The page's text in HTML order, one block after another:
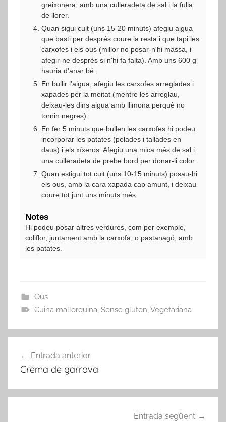
greixonera, amb una culleradeta de sal i la fulla
de llorer.
Quan sigui cuit (uns 15-20 minuts) afegiu aigua
que basti per després coure la resta i que tapi les
carxofes i els ous (millor no posar-n'hi massa, i
afegir-ne després si n'hi fa falta). Amb uns 600 g
hauria d'anar bé.
En bullir l'aigua, afegiu les carxofes arreglades i
xapades per la meitat (mentre les arreglau,
deixau-les dins aigua amb llimona perquè no
tornin negres).
En fer 5 minuts que bullen les carxofes hi podeu
incorporar les patates (pelades i tallades en
daus) i els xíxeros. Afegiu una mica més de sal i
una culleradeta de prebe bord per donar-li color.
Quan estigui tot cuit (uns 10-15 minuts) posau-hi
els ous, amb la cara xapada cap amunt, i deixau
coure tot junt uns minuts més.
Notes
Hi podeu posar altres verdures, com per exemple,
coliflor, juntament amb la carxofa; o pastanagó, amb
les patates.
Ous
Cuina mallorquina, Sense gluten,Vegetariana
d'entrades
Entrada anterior
Crema de garrova
Entrada següent